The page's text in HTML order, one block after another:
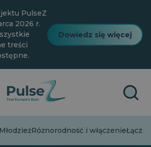
PulseZ
2026 r.
treści
Dowiedz się więcej
MłodzieżRóżnorodność i włączenie
i włączenie
of Mobility:
społeczności za